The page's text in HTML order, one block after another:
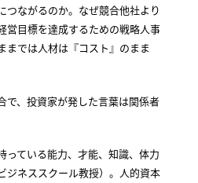
つながるのか。なぜ競合他社より
営目標を達成するための戦略人事
までは人材は『コスト』のまま
で、投資家が発した言葉は関係者
っている能力、才能、知識、体力
ジネススクール教授）。人的資本